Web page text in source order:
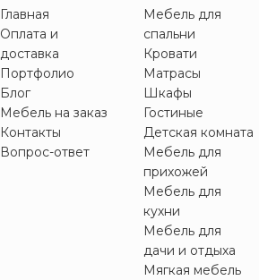
Главная
Оплата и
доставка
Портфолио
Блог
Мебель на заказ
Контакты
Вопрос-ответ
Мебель для
спальни
Кровати
Матрасы
Шкафы
Гостиные
Детская комната
Мебель для
прихожей
Мебель для
кухни
Мебель для
дачи и отдыха
Мягкая мебель